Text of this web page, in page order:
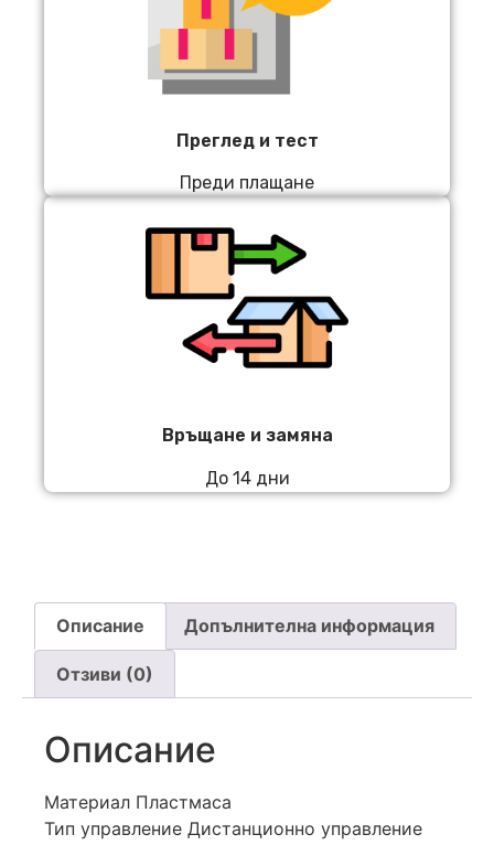
Преглед и тест
Преди плащане
Връщане и замяна
До 14 дни
Описание Допълнителна информация
Отзиви (0)
Описание
Материал Пластмаса
Тип управление Дистанционно управление